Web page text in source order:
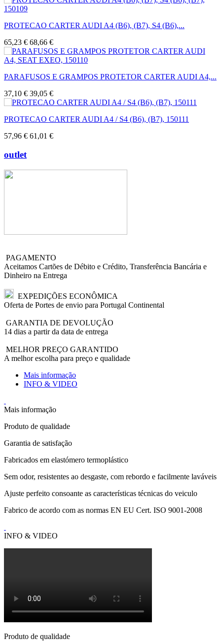
PROTECAO CARTER AUDI A4 (B6), (B7), S4 (B6),...
65,23 € 68,66 €
PARAFUSOS E GRAMPOS PROTETOR CARTER AUDI A4,...
37,10 € 39,05 €
PROTECAO CARTER AUDI A4 / S4 (B6), (B7), 150111
57,96 € 61,01 €
outlet
PAGAMENTO
Aceitamos Cartões de Débito e Crédito, Transferência Bancária e
Dinheiro na Entrega
EXPEDIÇÕES ECONÔMICA
Oferta de Portes de envio para Portugal Continental
GARANTIA DE DEVOLUÇÃO
14 dias a partir da data de entrega
MELHOR PREÇO GARANTIDO
A melhor escolha para preço e qualidade
Mais informação
INFO & VIDEO
Mais informação
Produto de qualidade
Garantia de satisfação
Fabricados em elastómero termoplástico
Sem odor, resistentes ao desgaste, com rebordo e facilmente laváveis
Ajuste perfeito consoante as características técnicas do veiculo
Fabrico de acordo com as normas EN EU Cert. ISO 9001-2008
INFO & VIDEO
Produto de qualidade